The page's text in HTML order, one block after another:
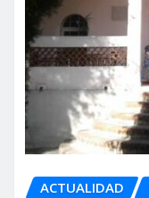
ACTUALIDAD